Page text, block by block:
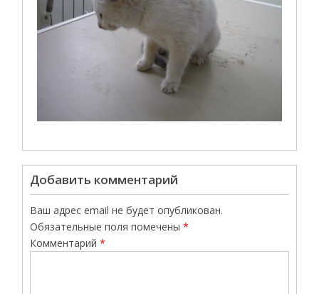
Добавить комментарий
Ваш адрес email не будет опубликован.
Обязательные поля помечены*
Комментарий*